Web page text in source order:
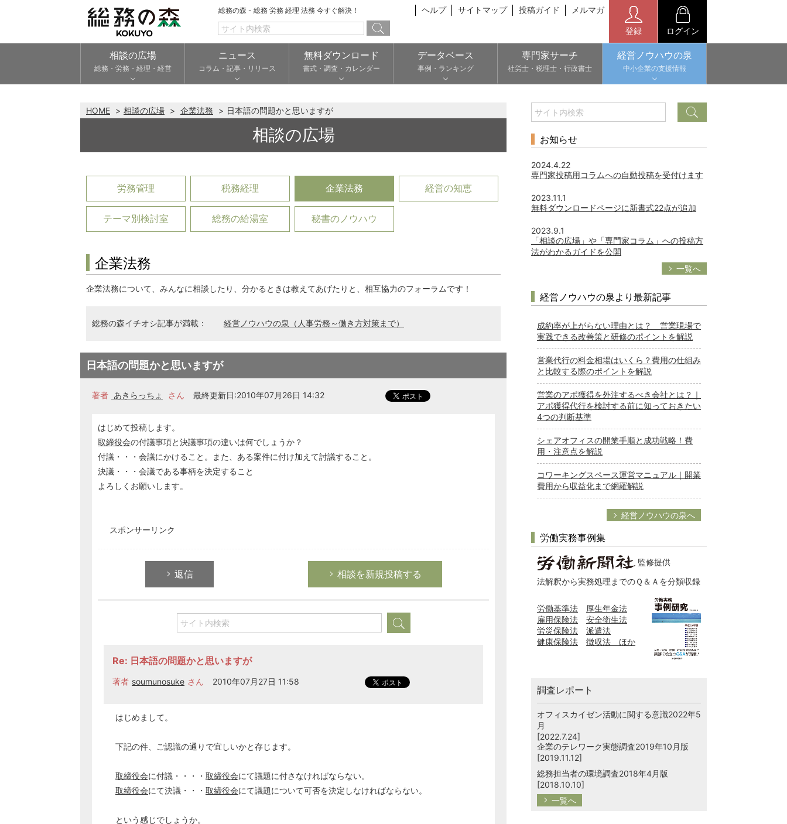
総務の森 - 総務 労務 経理 法務 今すぐ解決！ ヘルプ サイトマップ 投稿ガイド メルマガ
登録 ログイン
相談の広場
総務・労務・経理・経営
ニュース
コラム・記事・リリース
無料ダウンロード
書式・調査・カレンダー
データベース
事例・ランキング
専門家サーチ
社労士・税理士・行政書士
経営ノウハウの泉
中小企業の支援情報
HOME 相談の広場 企業法務 日本語の問題かと思いますが
相談の広場
労務管理 税務経理 企業法務 経営の知恵
テーマ別検討室 総務の給湯室 秘書のノウハウ
企業法務
企業法務について、みんなに相談したり、分かるときは教えてあげたりと、相互協力のフォーラムです！
総務の森イチオシ記事が満載： 経営ノウハウの泉（人事労務～働き方対策まで）
日本語の問題かと思いますが
著者 あきらっちょ さん 最終更新日:2010年07月26日 14:32
はじめて投稿します。
取締役会の付議事項と決議事項の違いは何でしょうか？
付議・・・会議にかけること。また、ある案件に付け加えて討議すること。
決議・・・会議である事柄を決定すること
よろしくお願いします。
スポンサーリンク
返信 相談を新規投稿する
Re: 日本語の問題かと思いますが
著者 soumunosuke さん 2010年07月27日 11:58
はじめまして。
下記の件、ご認識の通りで宜しいかと存じます。
取締役会に付議・・・・ 取締役会にて議題に付さなければならない。
取締役会にて決議・・・ 取締役会にて議題について可否を決定しなければならない。
という感じでしょうか。
お知らせ
2024.4.22
専門家投稿用コラムへの自動投稿を受付けます
2023.11.1
無料ダウンロードページに新書式22点が追加
2023.9.1
「相談の広場」や「専門家コラム」への投稿方
法がわかるガイドを公開
一覧へ
経営ノウハウの泉より最新記事
成約率が上がらない理由とは？ 営業現場で
実践できる改善策と研修のポイントを解説
営業代行の料金相場はいくら？費用の仕組み
と比較する際のポイントを解説
営業のアポ獲得を外注するべき会社とは？｜
アポ獲得代行を検討する前に知っておきたい
4つの判断基準
シェアオフィスの開業手順と成功戦略！費
用・注意点を解説
コワーキングスペース運営マニュアル｜開業
費用から収益化まで網羅解説
経営ノウハウの泉へ
労働実務事例集
監修提供
法解釈から実務処理までのＱ＆Ａを分類収録
労働基準法
厚生年金法
雇用保険法
安全衛生法
労災保険法
派遣法
健康保険法
徴収法 ほか
調査レポート
オフィスカイゼン活動に関する意識2022年5
月
[2022.7.24]
企業のテレワーク実態調査2019年10月版
[2019.11.12]
総務担当者の環境調査2018年4月版
[2018.10.10]
一覧へ